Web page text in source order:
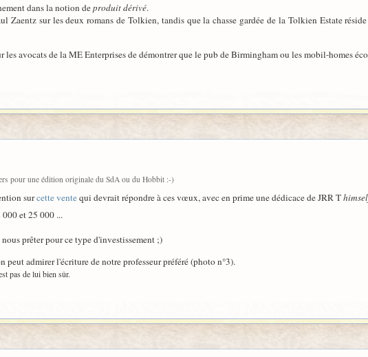
dans la notion deproduit dérivé.
Zaentz sur les deux romans de Tolkien, tandis que la chasse gardée de la Tolkien Estate
les avocats de la ME Enterprises de démontrer que le pub de Birmingham ou les mobil-homes
pour une édition originale du SdA ou du Hobbit :-)
surcette ventequi devrait répondre à ces vœux, avec en prime une dédicace de JRR T
et 25 000 ...
prêter pour ce type d'investissement ;)
peut admirer l'écriture de notre professeur préféré (photo n°3).
pas de lui bien sûr.